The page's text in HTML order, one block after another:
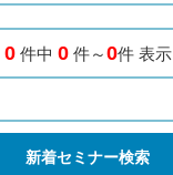
0件中 0件～0件 表示
新着セミナー検索